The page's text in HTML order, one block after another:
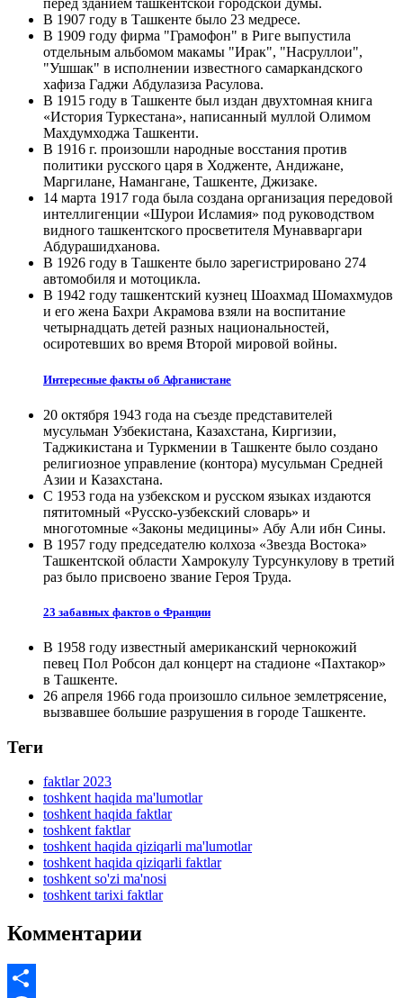
перед зданием ташкентской городской думы.
В 1907 году в Ташкенте было 23 медресе.
В 1909 году фирма "Грамофон" в Риге выпустила
отдельным альбомом макамы "Ирак", "Насруллои",
"Ушшак" в исполнении известного самаркандского
хафиза Гаджи Абдулазиза Расулова.
В 1915 году в Ташкенте был издан двухтомная книга
«История Туркестана», написанный муллой Олимом
Махдумходжа Ташкенти.
В 1916 г. произошли народные восстания против
политики русского царя в Ходженте, Андижане,
Маргилане, Намангане, Ташкенте, Джизаке.
14 марта 1917 года была создана организация передовой
интеллигенции «Шурои Исламия» под руководством
видного ташкентского просветителя Мунавваргари
Абдурашидханова.
В 1926 году в Ташкенте было зарегистрировано 274
автомобиля и мотоцикла.
В 1942 году ташкентский кузнец Шоахмад Шомахмудов
и его жена Бахри Акрамова взяли на воспитание
четырнадцать детей разных национальностей,
осиротевших во время Второй мировой войны.
Интересные факты об Афганистане
20 октября 1943 года на съезде представителей
мусульман Узбекистана, Казахстана, Киргизии,
Таджикистана и Туркмении в Ташкенте было создано
религиозное управление (контора) мусульман Средней
Азии и Казахстана.
С 1953 года на узбекском и русском языках издаются
пятитомный «Русско-узбекский словарь» и
многотомные «Законы медицины» Абу Али ибн Сины.
В 1957 году председателю колхоза «Звезда Востока»
Ташкентской области Хамрокулу Турсункулову в третий
раз было присвоено звание Героя Труда.
23 забавных фактов о Франции
В 1958 году известный американский чернокожий
певец Пол Робсон дал концерт на стадионе «Пахтакор»
в Ташкенте.
26 апреля 1966 года произошло сильное землетрясение,
вызвавшее большие разрушения в городе Ташкенте.
Теги
faktlar 2023
toshkent haqida ma'lumotlar
toshkent haqida faktlar
toshkent faktlar
toshkent haqida qiziqarli ma'lumotlar
toshkent haqida qiziqarli faktlar
toshkent so'zi ma'nosi
toshkent tarixi faktlar
Комментарии